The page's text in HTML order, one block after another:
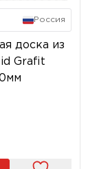
Россия
доска из
Grafit